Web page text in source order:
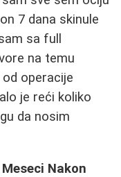
7 dana skinule
sa full
na temu
od operacije
je reći koliko
da nosim
Nakon